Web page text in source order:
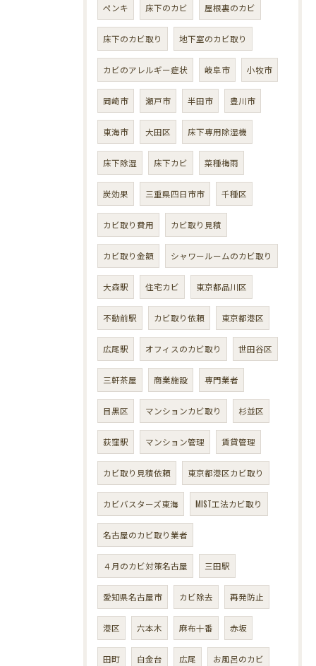
ペンキ 床下のカビ 屋根裏のカビ
床下のカビ取り 地下室のカビ取り
カビのアレルギー症状 岐阜市 小牧市
岡崎市 瀬戸市 半田市 豊川市
東海市 大田区 床下専用除湿機
床下除湿 床下カビ 菜種梅雨
炭効果 三重県四日市市 千種区
カビ取り費用 カビ取り見積
カビ取り金額 シャワールームのカビ取り
大森駅 住宅カビ 東京都品川区
不動前駅 カビ取り依頼 東京都港区
広尾駅 オフィスのカビ取り 世田谷区
三軒茶屋 商業施設 専門業者
目黒区 マンションカビ取り 杉並区
荻窪駅 マンション管理 賃貸管理
カビ取り見積依頼 東京都港区カビ取り
カビバスターズ東海 MIST工法カビ取り
名古屋のカビ取り業者
４月のカビ対策名古屋 三田駅
愛知県名古屋市 カビ除去 再発防止
港区 六本木 麻布十番 赤坂
田町 白金台 広尾 お風呂のカビ